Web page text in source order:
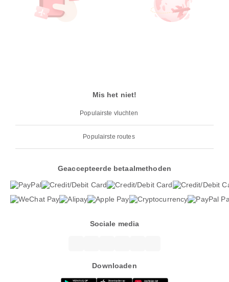
Mis het niet!
Populairste vluchten
Populairste routes
Geaccepteerde betaalmethoden
Sociale media
Downloaden